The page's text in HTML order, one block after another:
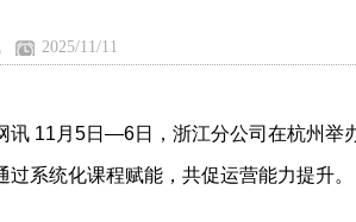
2025/11/11
讯 11月5日—6日，浙江分公司在杭州举
过系统化课程赋能，共促运营能力提升。